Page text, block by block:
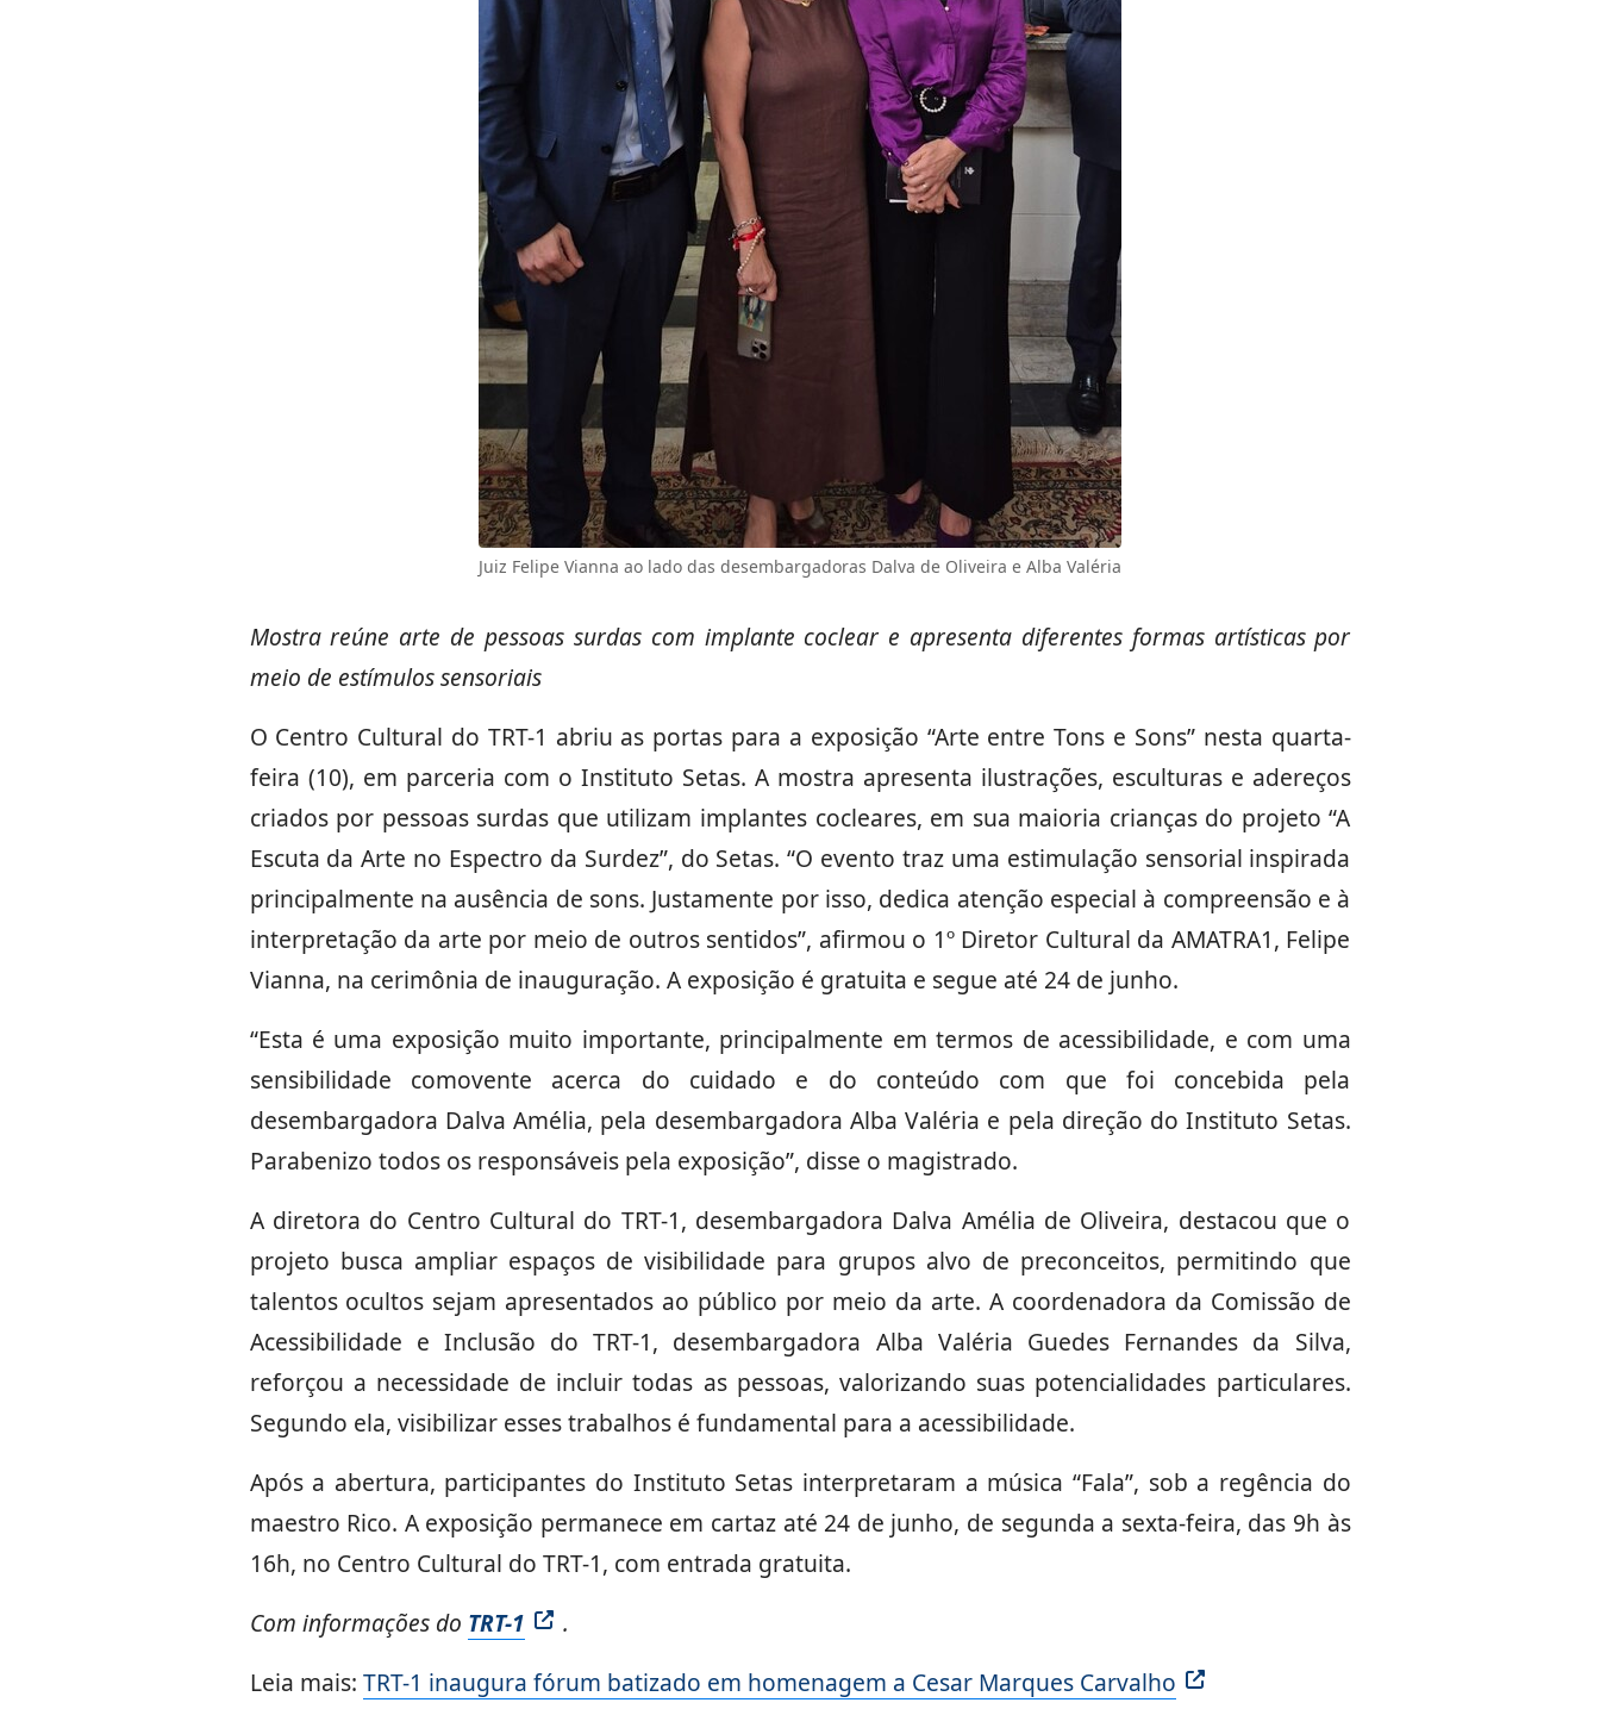
Juiz Felipe Vianna ao lado das desembargadoras Dalva de Oliveira e Alba Valéria
Mostra reúne arte de pessoas surdas com implante coclear e apresenta diferentes formas artísticas por
meio de estímulos sensoriais
O Centro Cultural do TRT-1 abriu as portas para a exposição “Arte entre Tons e Sons” nesta quarta-
feira (10), em parceria com o Instituto Setas. A mostra apresenta ilustrações, esculturas e adereços
criados por pessoas surdas que utilizam implantes cocleares, em sua maioria crianças do projeto “A
Escuta da Arte no Espectro da Surdez”, do Setas. “O evento traz uma estimulação sensorial inspirada
principalmente na ausência de sons. Justamente por isso, dedica atenção especial à compreensão e à
interpretação da arte por meio de outros sentidos”, afirmou o 1º Diretor Cultural da AMATRA1, Felipe
Vianna, na cerimônia de inauguração. A exposição é gratuita e segue até 24 de junho.
“Esta é uma exposição muito importante, principalmente em termos de acessibilidade, e com uma
sensibilidade comovente acerca do cuidado e do conteúdo com que foi concebida pela
desembargadora Dalva Amélia, pela desembargadora Alba Valéria e pela direção do Instituto Setas.
Parabenizo todos os responsáveis pela exposição”, disse o magistrado.
A diretora do Centro Cultural do TRT-1, desembargadora Dalva Amélia de Oliveira, destacou que o
projeto busca ampliar espaços de visibilidade para grupos alvo de preconceitos, permitindo que
talentos ocultos sejam apresentados ao público por meio da arte. A coordenadora da Comissão de
Acessibilidade e Inclusão do TRT-1, desembargadora Alba Valéria Guedes Fernandes da Silva,
reforçou a necessidade de incluir todas as pessoas, valorizando suas potencialidades particulares.
Segundo ela, visibilizar esses trabalhos é fundamental para a acessibilidade.
Após a abertura, participantes do Instituto Setas interpretaram a música “Fala”, sob a regência do
maestro Rico. A exposição permanece em cartaz até 24 de junho, de segunda a sexta-feira, das 9h às
16h, no Centro Cultural do TRT-1, com entrada gratuita.
Com informações do TRT-1
.
Leia mais: TRT-1 inaugura fórum batizado em homenagem a Cesar Marques Carvalho